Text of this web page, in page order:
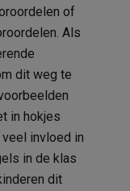
of
Als
dit weg te
in hokjes
invloed in
in de klas
dit